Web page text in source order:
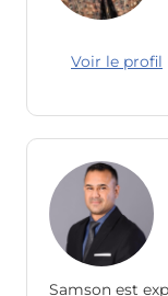
Voir le profil
Samson est